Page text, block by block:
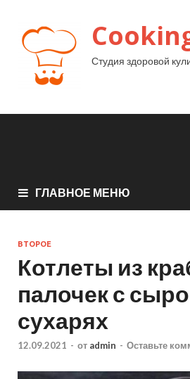
Студия здоровой
ГЛАВНОЕ МЕНЮ
ВТОРОЕ
Котлеты из
палочек с
сухарях
12.09.2021 - от admin - Оставьте